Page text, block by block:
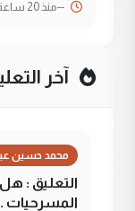
--منذ 20 ساعة
آخر
محمد حسين
التعليق :
المسرحيات